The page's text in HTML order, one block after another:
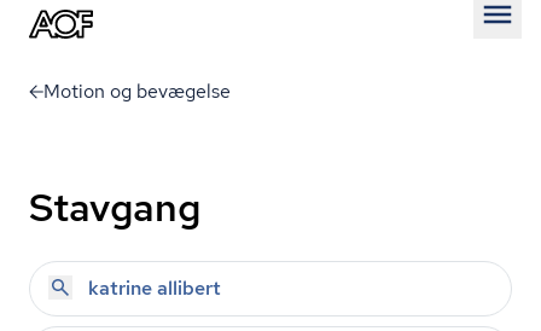
Motion og bevægelse
Stavgang